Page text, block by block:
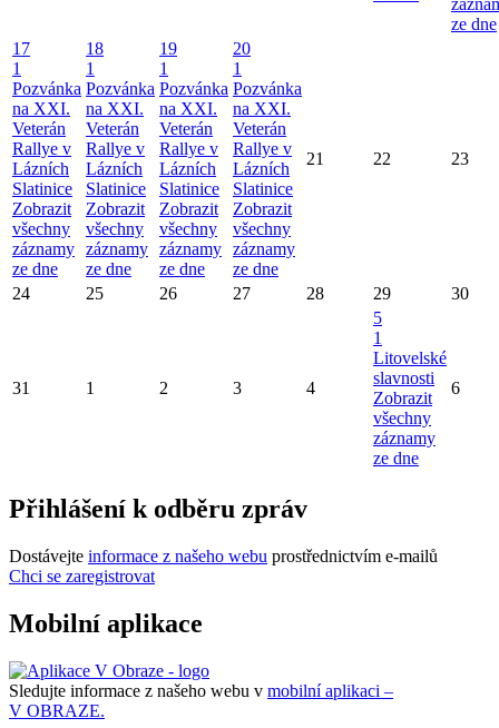
ze dne
17
1
Pozvánka
na XXI.
Veterán
Rallye v
Lázních
Slatinice
Zobrazit
všechny
záznamy
ze dne
18
1
Pozvánka
na XXI.
Veterán
Rallye v
Lázních
Slatinice
Zobrazit
všechny
záznamy
ze dne
19
1
Pozvánka
na XXI.
Veterán
Rallye v
Lázních
Slatinice
Zobrazit
všechny
záznamy
ze dne
20
1
Pozvánka
na XXI.
Veterán
Rallye v
Lázních
Slatinice
Zobrazit
všechny
záznamy
ze dne
21 22 23
24 25 26 27 28 29 30
31 1 2 3 4
5
1
Litovelské
slavnosti
Zobrazit
všechny
záznamy
ze dne
6
Přihlášení k odběru zpráv
Dostávejte informace z našeho webu prostřednictvím e-mailů
Chci se zaregistrovat
Mobilní aplikace
Sledujte informace z našeho webu v mobilní aplikaci –
V OBRAZE.